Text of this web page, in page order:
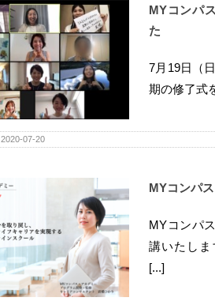
MYコンパ
た
7月19日（
期の修了式
2020-07-20
MYコンパ
MYコンパ
講いたし
[...]